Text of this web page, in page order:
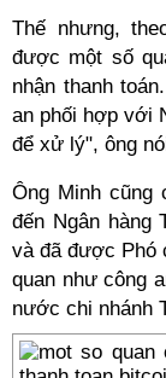
Thế nhưng,
được một số
nhận thanh
an phối hợp với
để xử lý", ông
Ông Minh cũng
đến Ngân hàng
và đã được Phó
quan như công
nước chi nhánh